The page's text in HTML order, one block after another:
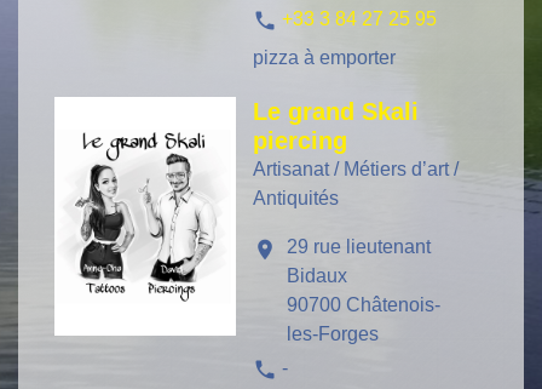
phone +33 3 84 27 25 95
pizza à emporter
Le grand Skali
piercing
Artisanat / Métiers d’art /
Antiquités
location_on
29 rue lieutenant
Bidaux
90700 Châtenois-
les-Forges
phone -